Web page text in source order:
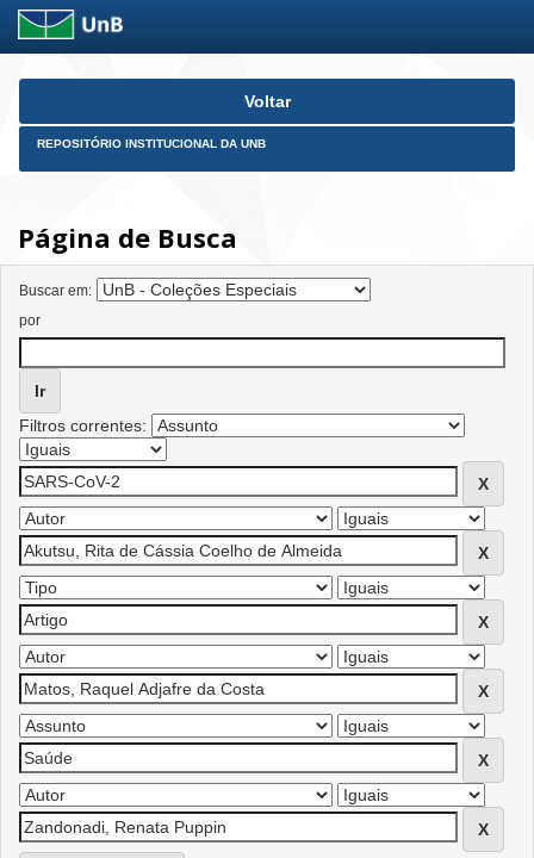
Skip
Voltar
REPOSITÓRIO INSTITUCIONAL DA UNB
Página de Busca
Buscar em:
por
Filtros correntes: